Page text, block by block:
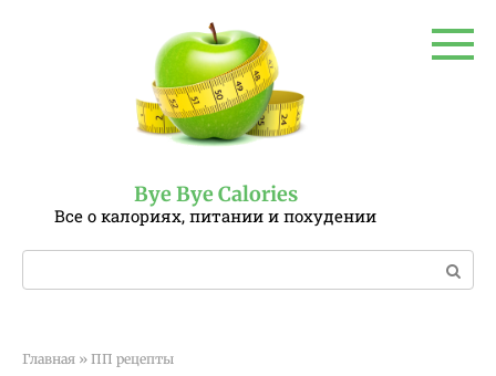
Bye Bye Calories
Все о калориях, питании и похудении
Поиск:
Главная » ПП рецепты